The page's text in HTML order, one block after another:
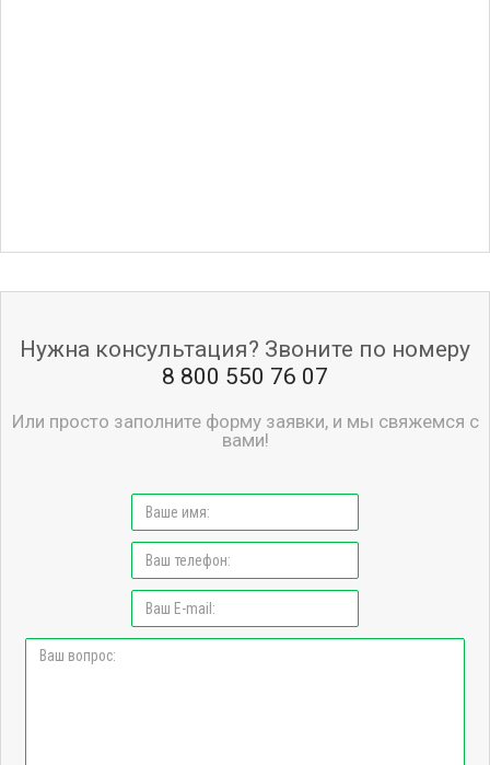
Нужна консультация? Звоните по номеру
8 800 550 76 07
Или просто заполните форму заявки, и мы свяжемся с
вами!